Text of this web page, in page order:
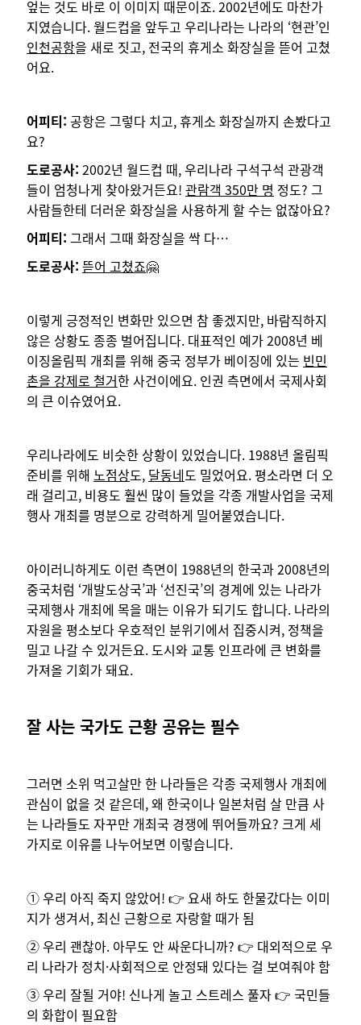
엎는 것도 바로 이 이미지 때문이죠. 2002년에도 마찬가
지였습니다. 월드컵을 앞두고 우리나라는 나라의 ‘현관’인
인천공항을 새로 짓고, 전국의 휴게소 화장실을 뜯어 고쳤
어요.
어피티: 공항은 그렇다 치고, 휴게소 화장실까지 손봤다고
요?
도로공사: 2002년 월드컵 때, 우리나라 구석구석 관광객
들이 엄청나게 찾아왔거든요! 관람객 350만 명 정도? 그
사람들한테 더러운 화장실을 사용하게 할 수는 없잖아요?
어피티: 그래서 그때 화장실을 싹 다…
도로공사: 뜯어 고쳤죠🤗
이렇게 긍정적인 변화만 있으면 참 좋겠지만, 바람직하지
않은 상황도 종종 벌어집니다. 대표적인 예가 2008년 베
이징올림픽 개최를 위해 중국 정부가 베이징에 있는 빈민
촌을 강제로 철거한 사건이에요. 인권 측면에서 국제사회
의 큰 이슈였어요.
우리나라에도 비슷한 상황이 있었습니다. 1988년 올림픽
준비를 위해 노점상도, 달동네도 밀었어요. 평소라면 더 오
래 걸리고, 비용도 훨씬 많이 들었을 각종 개발사업을 국제
행사 개최를 명분으로 강력하게 밀어붙였습니다.
아이러니하게도 이런 측면이 1988년의 한국과 2008년의
중국처럼 ‘개발도상국’과 ‘선진국’의 경계에 있는 나라가
국제행사 개최에 목을 매는 이유가 되기도 합니다. 나라의
자원을 평소보다 우호적인 분위기에서 집중시켜, 정책을
밀고 나갈 수 있거든요. 도시와 교통 인프라에 큰 변화를
가져올 기회가 돼요.
잘 사는 국가도 근황 공유는 필수
그러면 소위 먹고살만 한 나라들은 각종 국제행사 개최에
관심이 없을 것 같은데, 왜 한국이나 일본처럼 살 만큼 사
는 나라들도 자꾸만 개최국 경쟁에 뛰어들까요? 크게 세
가지로 이유를 나누어보면 이렇습니다.
① 우리 아직 죽지 않았어! 👉 요새 하도 한물갔다는 이미
지가 생겨서, 최신 근황으로 자랑할 때가 됨
② 우리 괜찮아. 아무도 안 싸운다니까? 👉 대외적으로 우
리 나라가 정치·사회적으로 안정돼 있다는 걸 보여줘야 함
③ 우리 잘될 거야! 신나게 놀고 스트레스 풀자 👉 국민들
의 화합이 필요함